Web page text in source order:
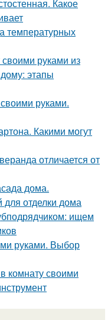
Какое
температурных
руками из
этапы
руками.
Какими могут
отличается от
дома.
отделки дома
ищем
руками. Выбор
комнату своими